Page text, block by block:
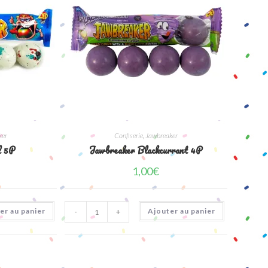
5P
au panier
Confiserie,Jawbreaker
Jawbreaker Blackcurrant 4P
1,00€
quantité
de
Jawbreaker
Blackcurrant
- + Ajouter au panier